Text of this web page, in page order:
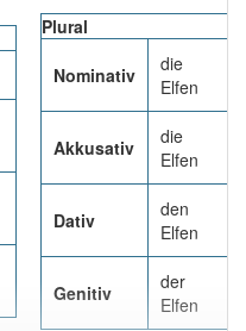
Plural
Nominativ
die
Elfen
Akkusativ
die
Elfen
Dativ
den
Elfen
Genitiv
der
Elfen